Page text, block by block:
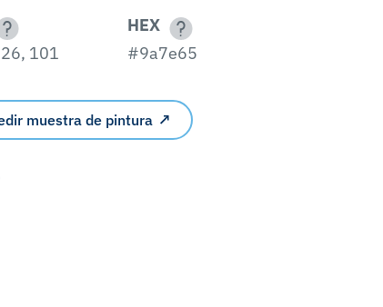
101
HEX
#9a7e65
muestra de pintura